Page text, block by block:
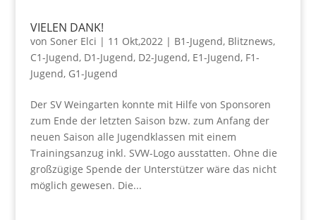
VIELEN DANK!
von Soner Elci | 11 Okt,2022| B1-Jugend, Blitznews,
C1-Jugend, D1-Jugend, D2-Jugend, E1-Jugend, F1-
Jugend, G1-Jugend
Der SV Weingarten konnte mit Hilfe von Sponsoren
zum Ende der letzten Saison bzw. zum Anfang der
neuen Saison alle Jugendklassen mit einem
Trainingsanzug inkl. SVW-Logo ausstatten. Ohne die
großzügige Spende der Unterstützer wäre das nicht
möglich gewesen. Die...